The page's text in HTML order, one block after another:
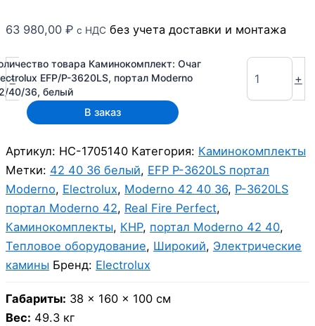
63 980,00 ₽ с НДС без учета доставки и монтажа
-
товара Каминокомплект: Очаг
EFP/P-3620LS, портал Moderno
40/36, белый
+
В заказ
Артикул: НС-1705140 Категория: Каминокомплекты
Метки: 42 40 36 белый, EFP P-3620LS портал
Moderno, Electrolux, Moderno 42 40 36, P-3620LS
портал Moderno 42, Real Fire Perfect,
Каминокомплекты, КНР, портал Moderno 42 40,
Тепловое оборудование, Широкий, Электрические
камины Бренд: Electrolux
Габариты: 38 × 160 × 100 см
Вес: 49.3 кг